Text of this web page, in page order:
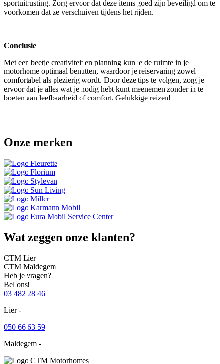
sportuitrusting. Zorg ervoor dat deze items goed zijn beveiligd om te
voorkomen dat ze verschuiven tijdens het rijden.
Conclusie
Met een beetje creativiteit en planning kun je de ruimte in je
motorhome optimaal benutten, waardoor je reiservaring zowel
comfortabel als plezierig wordt. Door deze tips te volgen, zorg je
ervoor dat je alles wat je nodig hebt kunt meenemen zonder in te
boeten aan leefbaarheid of comfort. Gelukkige reizen!
Onze merken
Wat zeggen onze klanten?
CTM Lier
CTM Maldegem
Heb je vragen?
Bel ons!
03 482 28 46
Lier -
050 66 63 59
Maldegem -